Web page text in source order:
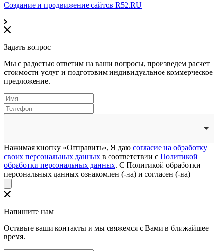
Создание и продвижение сайтов R52.RU
Задать вопрос
Мы с радостью ответим на ваши вопросы, произведем расчет
стоимости услуг и подготовим индивидуальное коммерческое
предложение.
Нажимая кнопку «Отправить», Я даю согласие на обработку
своих персональных данных в соответствии с Политикой
обработки персональных данных. С Политикой обработки
персональных данных ознакомлен (-на) и согласен (-на)
Напишите нам
Оставьте ваши контакты и мы свяжемся с Вами в ближайшее
время.